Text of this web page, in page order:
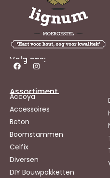
Volg ons:
Assortiment
Accoya
Accessoires
Beton
Boomstammen
Celfix
Diversen
DIY Bouwpakketten